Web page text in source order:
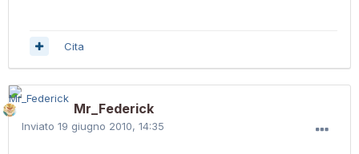
Cita
Mr_Federick
Inviato 19 giugno 2010, 14:35